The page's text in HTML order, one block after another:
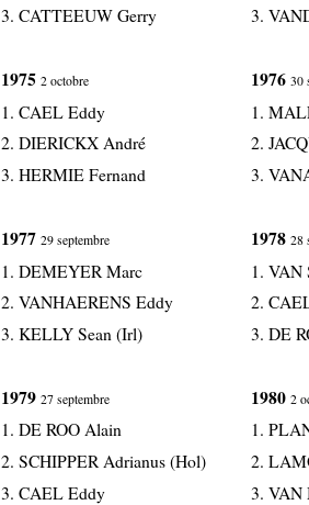
3. CATTEEUW Gerry
1975 2 octobre
1. CAEL Eddy
2. DIERICKX André
3. HERMIE Fernand
1977 29 septembre
1. DEMEYER Marc
2. VANHAERENS Eddy
3. KELLY Sean (Irl)
1979 27 septembre
1. DE ROO Alain
2. SCHIPPER Adrianus (Hol)
3. CAEL Eddy
3.
1976 30
1.
2.
3.
1978 28
1. VAN
2.
3. DE
1980 2
1.
2.
3. VAN